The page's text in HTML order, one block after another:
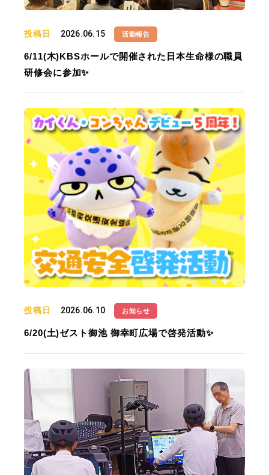
投稿日 2026.06.15 活動報告
6/11(木)KBSホールで開催された日本生命様の職員
研修会に参加✨
投稿日 2026.06.10 お知らせ
6/20(土)ゼスト御池 御幸町広場で啓発活動✨